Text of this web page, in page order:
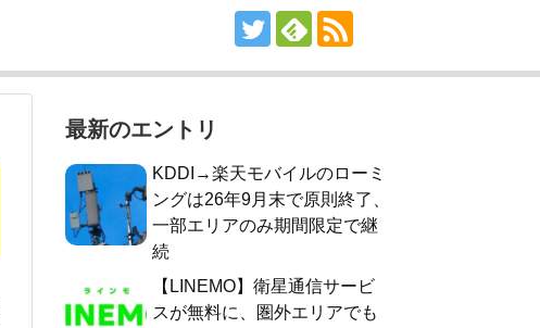
最新のエントリ
KDDI→楽天モバイルのローミ
ングは26年9月末で原則終了、
一部エリアのみ期間限定で継
続
【LINEMO】衛星通信サービ
スが無料に、圏外エリアでも